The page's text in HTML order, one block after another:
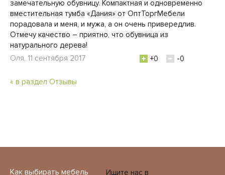
замечательную обувницу. Компактная и одновременно
вместительная тумба «Дания» от ОптТоргМебели
порадовала и меня, и мужа, а он очень привередлив.
Отмечу качество – приятно, что обувница из
натурального дерева!
Оля, 11 сентября 2017
+0 -0
« в раздел Отзывы
Как выбирать мебель Ищите нас в